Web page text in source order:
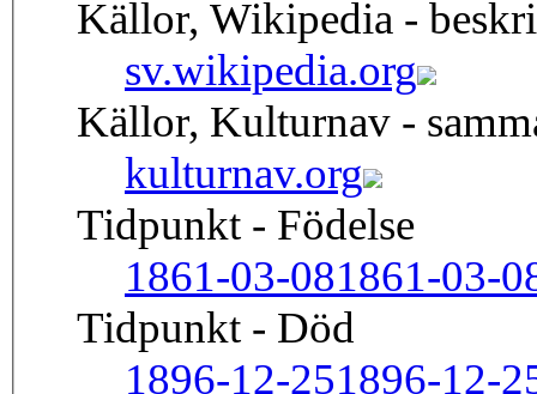
Källor, Wikipedia -
sv.wikipedia.org
Källor, Kulturnav -
kulturnav.org
Tidpunkt - Födelse
1861-03-081861-03-
Tidpunkt - Död
1896-12-251896-12-